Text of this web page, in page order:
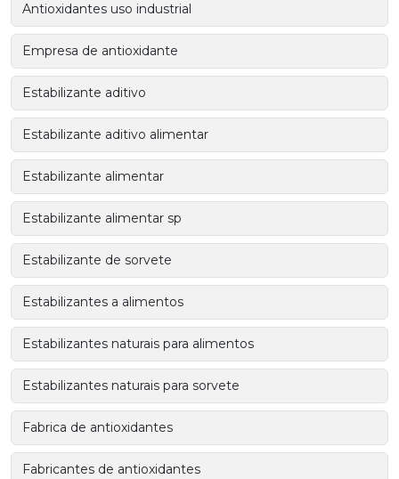
Antioxidantes uso industrial
Empresa de antioxidante
Estabilizante aditivo
Estabilizante aditivo alimentar
Estabilizante alimentar
Estabilizante alimentar sp
Estabilizante de sorvete
Estabilizantes a alimentos
Estabilizantes naturais para alimentos
Estabilizantes naturais para sorvete
Fabrica de antioxidantes
Fabricantes de antioxidantes